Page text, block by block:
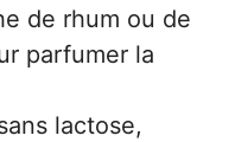
de rhum ou de
parfumer la
lactose,